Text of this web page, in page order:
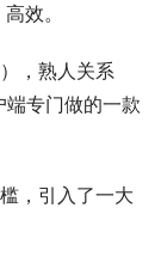
效。
，熟人关系
专门做的一款
，引入了一大